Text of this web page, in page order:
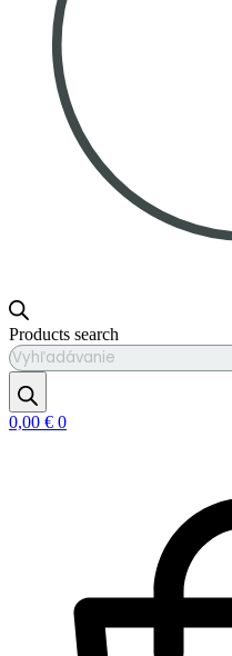
Products search
0,00 € 0